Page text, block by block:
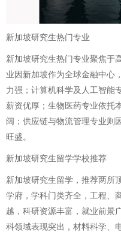
新加坡研究生热门专业
新加坡研究生热门专业聚焦于
业因新加坡作为全球金融中心
力强；计算机科学及人工智能
薪资优厚；生物医药专业依托
阔；供应链与物流管理专业则
旺盛。
新加坡研究生留学学校推荐
新加坡研究生留学，推荐两所
学府，学科门类齐全，工程、
越，科研资源丰富，就业前景
科领域表现突出，材料科学、